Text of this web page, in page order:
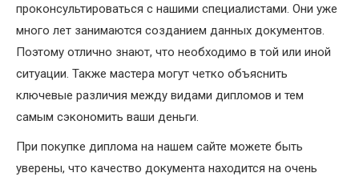
проконсультироваться с нашими специалистами. Они уже
много лет занимаются созданием данных документов.
Поэтому отлично знают, что необходимо в той или иной
ситуации. Также мастера могут четко объяснить
ключевые различия между видами дипломов и тем
самым сэкономить ваши деньги.
При покупке диплома на нашем сайте можете быть
уверены, что качество документа находится на очень